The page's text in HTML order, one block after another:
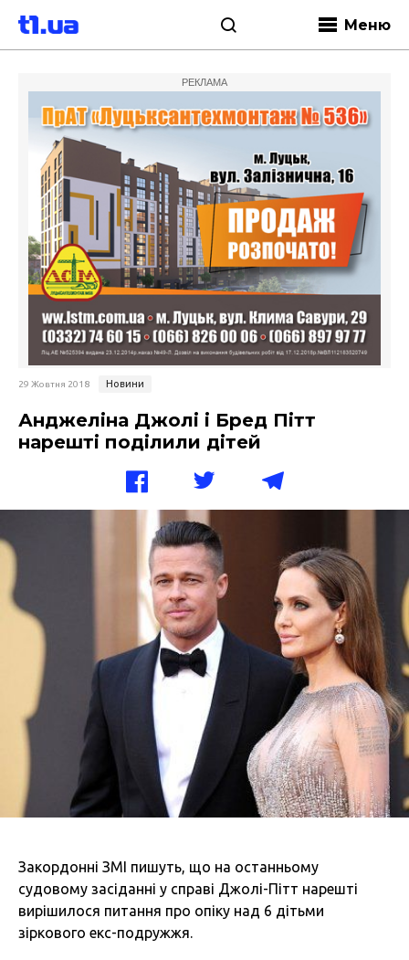
Меню
РЕКЛАМА
29 Жовтня 2018 Новини
Анджеліна Джолі і Бред Пітт
нарешті поділили дітей
Закордонні ЗМІ пишуть, що на останньому
судовому засіданні у справі Джолі-Пітт нарешті
вирішилося питання про опіку над 6 дітьми
зіркового екс-подружжя.